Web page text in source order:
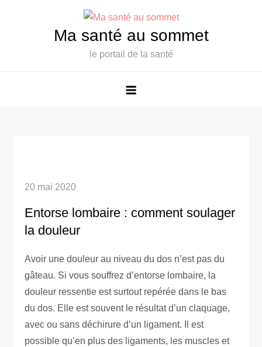
Ma santé au sommet
le portail de la santé
20 mai 2020
Entorse lombaire : comment soulager
la douleur
Avoir une douleur au niveau du dos n’est pas du
gâteau. Si vous souffrez d’entorse lombaire, la
douleur ressentie est surtout repérée dans le bas
du dos. Elle est souvent le résultat d’un claquage,
avec ou sans déchirure d’un ligament. Il est
possible qu’en plus des ligaments, les muscles et